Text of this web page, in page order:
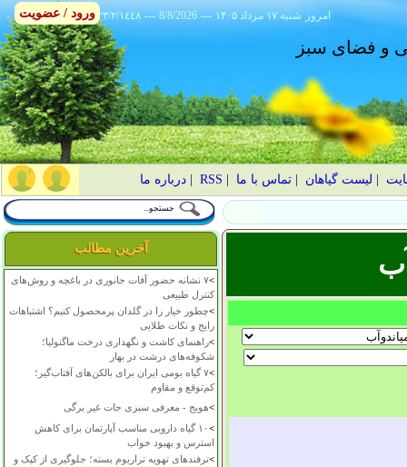
٢٣/٢/١٤٤٨ --- 8/8/2026 --- ۱۴۰۵ شنبه ۱۷ مرداد امروز
و فضای سبز
لیست گیاهان |تماس با ما RSS
|درباره ما
آخرین مطالب
>
۷ نشانه حضور آفات جانوری در باغچه و روش‌های
کنترل طبیعی
>چطور خیار را در گلدان پرمحصول کنیم؟ اشتباهات
رایج و نکات طلایی
>راهنمای کاشت و نگهداری درخت ماگنولیا؛
شکوفه‌های درشت در بهار
>
۷ گیاه بومی ایران برای بالکن‌های آفتاب‌گیر؛
کم‌توقع و مقاوم
>هویج - معرفی سبزی جات غیر برگی
>
۱۰ گیاه دارویی مناسب آپارتمان برای کاهش
استرس و بهبود خواب
>ترفندهای تهویه تراریوم بسته؛ جلوگیری از کپک و
ورود / عضویت